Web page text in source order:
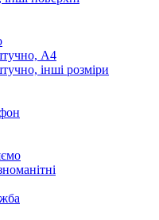
А4
інші розміри